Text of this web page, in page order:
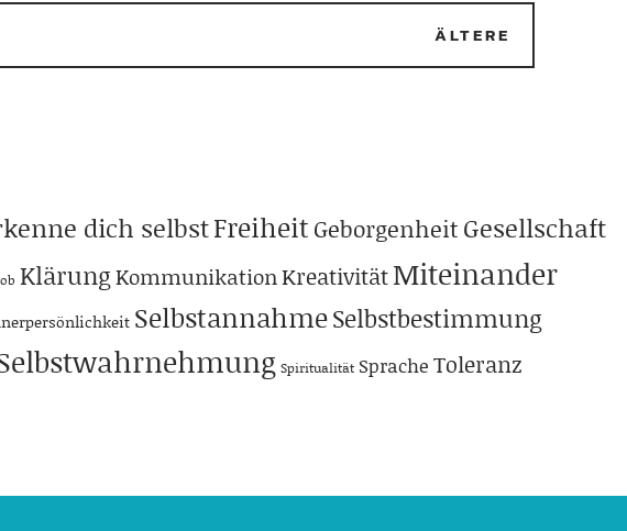
ÄLTERE
dich selbstFreiheit Geborgenheit Gesellschaft
KlärungKommunikationKreativitätMiteinander
SelbstannahmeSelbstbestimmung
Spiritualität Sprache Toleranz